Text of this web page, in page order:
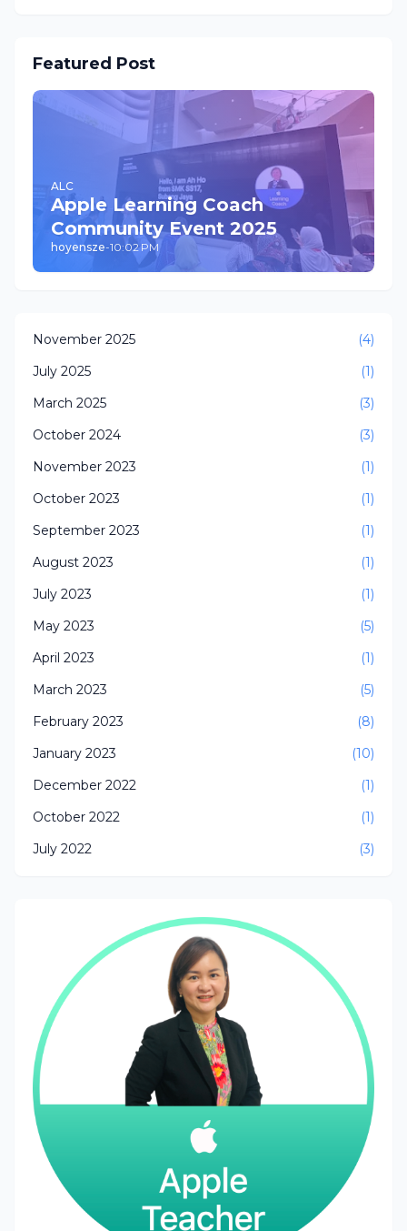
Featured Post
ALC
Apple Learning Coach
Community Event 2025
hoyensze-10:02 PM
November 2025
(4)
July 2025
(1)
March 2025
(3)
October 2024
(3)
November 2023
(1)
October 2023
(1)
September 2023
(1)
August 2023
(1)
July 2023
(1)
May 2023
(5)
April 2023
(1)
March 2023
(5)
February 2023
(8)
January 2023
(10)
December 2022
(1)
October 2022
(1)
July 2022
(3)